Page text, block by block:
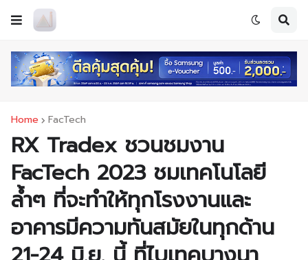
Home FacTech
RX Tradex ชวนชมงาน
FacTech 2023 ชมเทคโนโลยี
ล้ำๆ ที่จะทำให้ทุกโรงงานและ
อาคารมีความทันสมัยในทุกด้าน